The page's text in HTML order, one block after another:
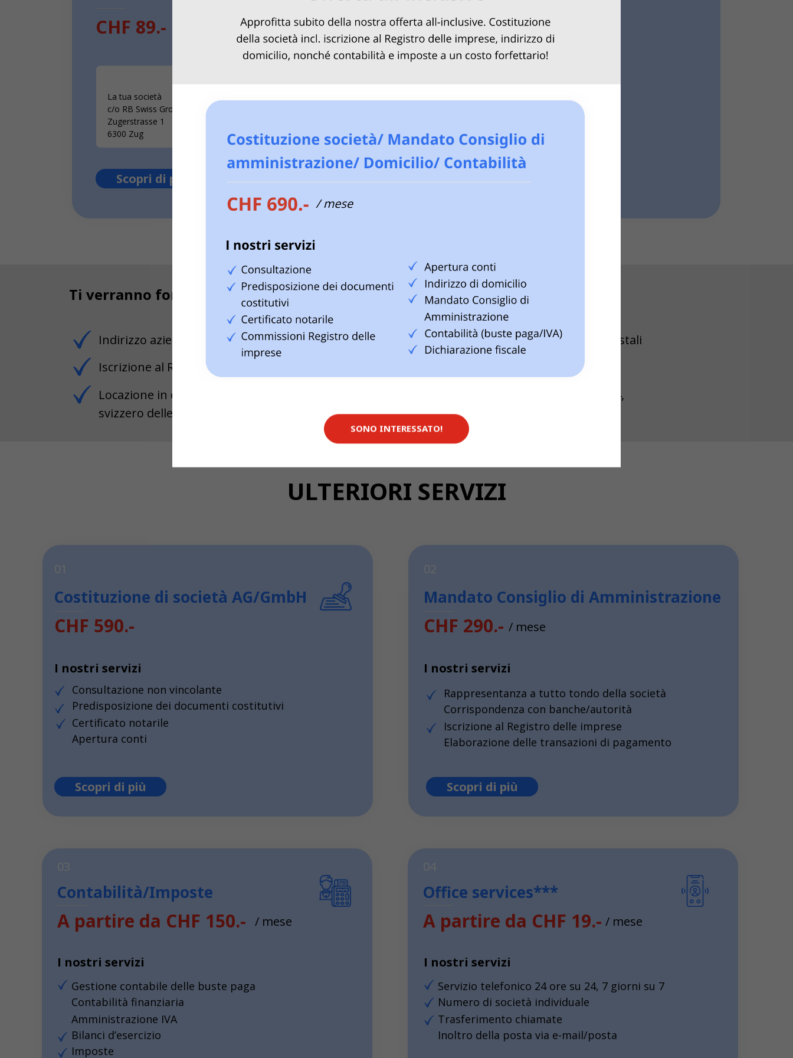
La tua società
c/o RB Swiss Group GmbH
Zugerstrasse 1
6300 Zug
CHF 89.- CHF 149.- / mese
Scopri di più Scopri di più
Ti verranno forniti:
Indirizzo aziendale rappresentativo
Iscrizione al Registro delle imprese
Locazione in conformità con il Codice
svizzero delle obbligazioni (OR)
Etichettatura delle cassette postali
Ricezione e inoltro della posta
Servizio telefonico 24 ore su 24,
7 giorni su 7
Costituzione di società AG/GmbH
CHF 590.-
I nostri servizi
Scopri di più
Consultazione non vincolante
Predisposizione dei documenti costitutivi
Mandato Consiglio di Amministrazione
CHF 290.-
I nostri servizi
Rappresentanza a tutto tondo della società
Corrispondenza con banche/autorità
Contabilità/Imposte
A partire da CHF 150.-
I nostri servizi
Gestione contabile delle buste paga
Contabilità finanziaria
Office services***
A partire da CHF 19.-
I nostri servizi
Servizio telefonico 24 ore su 24, 7 giorni su 7
Numero di società individuale
/ mese
/ mese / mese
Certificato notarile
Apertura conti
Trasferimento chiamate
Inoltro della posta via e-mail/posta
Scopri di più
Iscrizione al Registro delle imprese
Elaborazione delle transazioni di pagamento
Amministrazione IVA
Bilanci d’esercizio
Imposte
ULTERIORI SERVIZI
01 02
03 04
SONO INTERESSATO!